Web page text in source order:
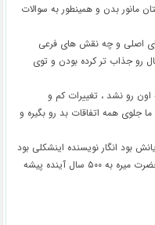
مانور بدن و همینطور به سوالات
اصلی و چه نقش های فرعی
رو جذاب تر کرده بودن و توی
اون رو نشد ، تغییرات کم و
جلوی همه اتفاقات بد رو بگیره و
بود انگار نویسنده اینشکلی بود
که:میخوام پایانش هپی باشه ، همینشکلی اعلی‌حضرت میره به ۵۰۰ سال آینده پیشه